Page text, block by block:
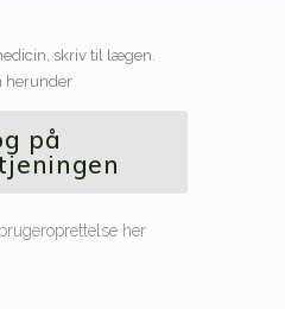
skriv til lægen.
herunder
på
her